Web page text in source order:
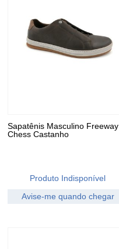
Sapatênis Masculino Freeway
Chess Castanho
Produto Indisponível
Avise-me quando chegar